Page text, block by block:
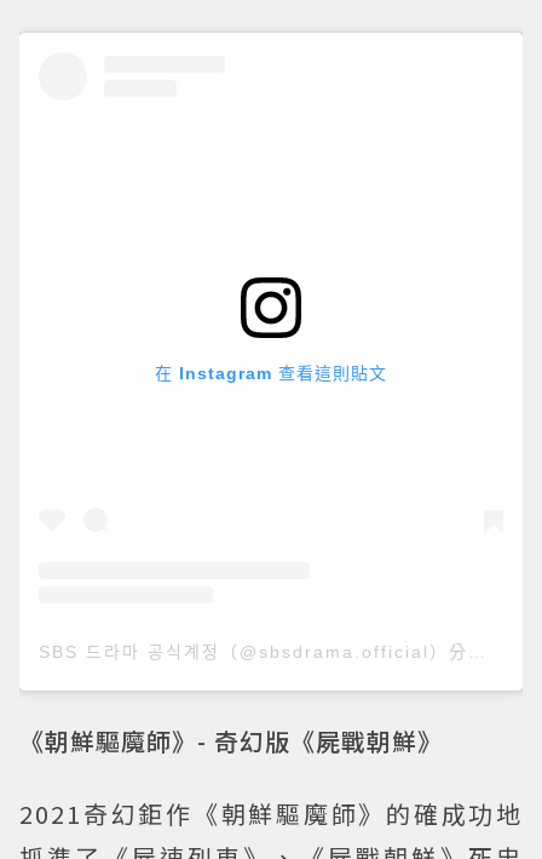
在 Instagram 查看這則貼文
《朝鮮驅魔師》- 奇幻版《屍戰朝鮮》
2021奇幻鉅作《朝鮮驅魔師》的確成功地